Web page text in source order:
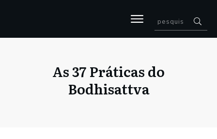
As 37 Práticas do
Bodhisattva